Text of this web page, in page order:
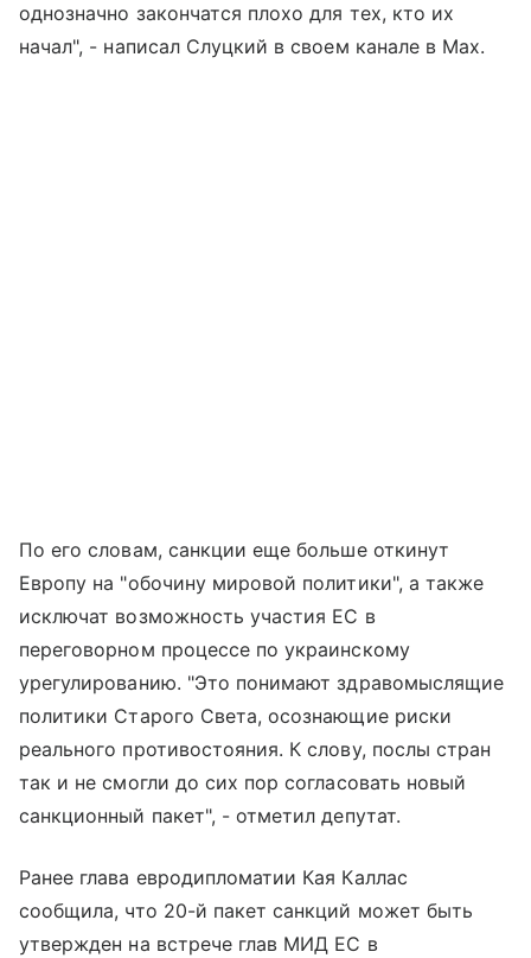
однозначно закончатся плохо для тех, кто их
начал", - написал Слуцкий в своем канале в Max.
По его словам, санкции еще больше откинут
Европу на "обочину мировой политики", а также
исключат возможность участия ЕС в
переговорном процессе по украинскому
урегулированию. "Это понимают здравомыслящие
политики Старого Света, осознающие риски
реального противостояния. К слову, послы стран
так и не смогли до сих пор согласовать новый
санкционный пакет", - отметил депутат.
Ранее глава евродипломатии Кая Каллас
сообщила, что 20-й пакет санкций может быть
утвержден на встрече глав МИД ЕС в